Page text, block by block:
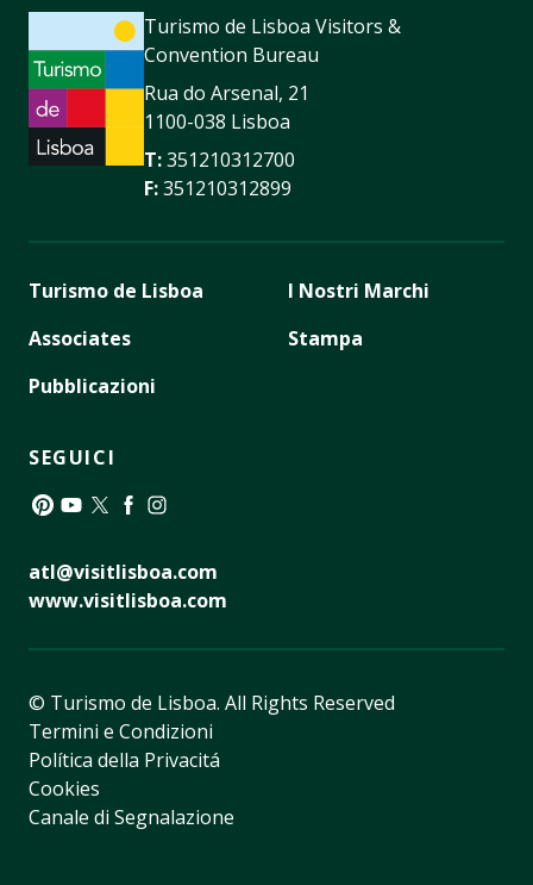
Turismo de Lisboa Visitors &
Convention Bureau
Rua do Arsenal, 21
1100-038 Lisboa
T:351210312700
F:351210312899
Turismo de Lisboa
Associates
Pubblicazioni
I Nostri Marchi
Stampa
SEGUICI
atl@visitlisboa.com
www.visitlisboa.com
© Turismo de Lisboa. All Rights Reserved
Termini e Condizioni
Política della Privacitá
Cookies
Canale di Segnalazione